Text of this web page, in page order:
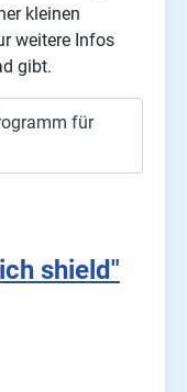
kleinen
weitere Infos
gibt.
für
shield"